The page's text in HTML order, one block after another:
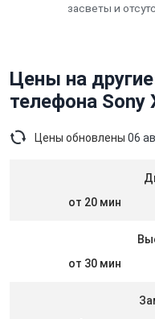
засветы и
Цены на
телефона Sony
Цены обновлены 06
от 20 мин
от 30 мин